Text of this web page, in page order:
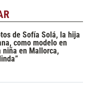
de Sofía Solá, la hija
como modelo en
niña en Mallorca,